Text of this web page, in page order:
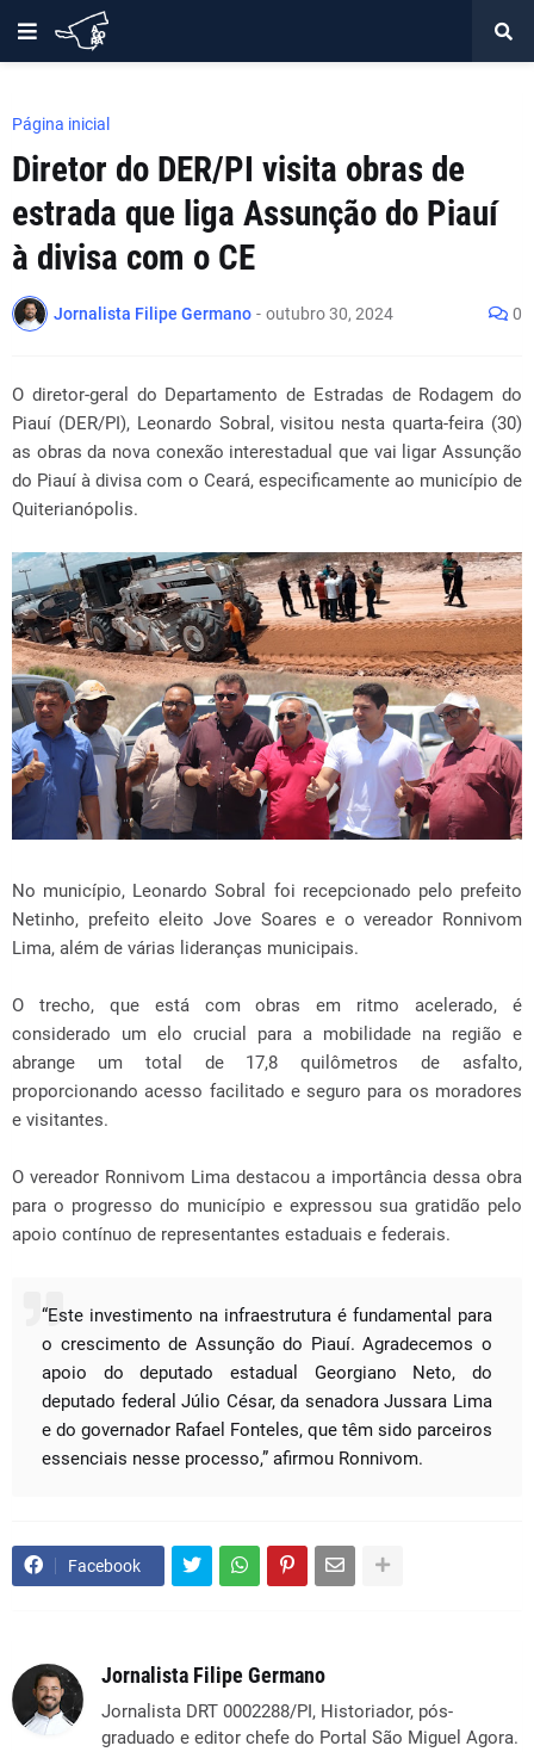
Página inicial
Diretor do DER/PI visita obras de
estrada que liga Assunção do Piauí
à divisa com o CE
Jornalista Filipe Germano - outubro 30, 2024 0
O diretor-geral do Departamento de Estradas de Rodagem do
Piauí (DER/PI), Leonardo Sobral, visitou nesta quarta-feira (30)
as obras da nova conexão interestadual que vai ligar Assunção
do Piauí à divisa com o Ceará, especificamente ao município de
Quiterianópolis.
No município, Leonardo Sobral foi recepcionado pelo prefeito
Netinho, prefeito eleito Jove Soares e o vereador Ronnivom
Lima, além de várias lideranças municipais.
O trecho, que está com obras em ritmo acelerado, é
considerado um elo crucial para a mobilidade na região e
abrange um total de 17,8 quilômetros de asfalto,
proporcionando acesso facilitado e seguro para os moradores
e visitantes.
O vereador Ronnivom Lima destacou a importância dessa obra
para o progresso do município e expressou sua gratidão pelo
apoio contínuo de representantes estaduais e federais.
“Este investimento na infraestrutura é fundamental para
o crescimento de Assunção do Piauí. Agradecemos o
apoio do deputado estadual Georgiano Neto, do
deputado federal Júlio César, da senadora Jussara Lima
e do governador Rafael Fonteles, que têm sido parceiros
essenciais nesse processo,” afirmou Ronnivom.
Facebook
Jornalista Filipe Germano
Jornalista DRT 0002288/PI, Historiador, pós-
graduado e editor chefe do Portal São Miguel Agora.